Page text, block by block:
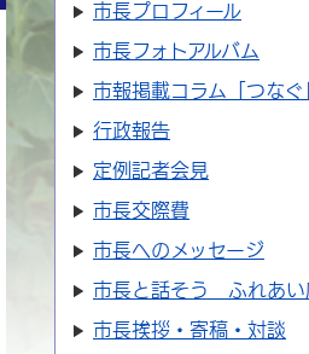
市長プロフィール
市長フォトアルバム
市報掲載コラム「つなぐ
行政報告
定例記者会見
市長交際費
市長へのメッセージ
市長と話そう ふれあい
市長挨拶・寄稿・対談